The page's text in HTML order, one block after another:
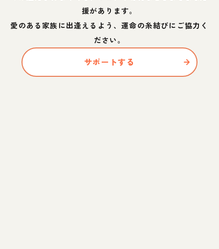
援があります。
愛のある家族に出逢えるよう、運命の糸結びにご協力く
ださい。
サポートする